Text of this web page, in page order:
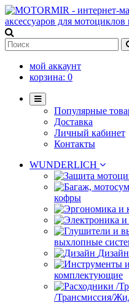
мой аккаунт
корзина: 0
Популярные
Доставка
Личный кабинет
Контакты
WUNDERLICH
кофры
выхлопные
Дизайн
комплектующие
/Трансмиссия/